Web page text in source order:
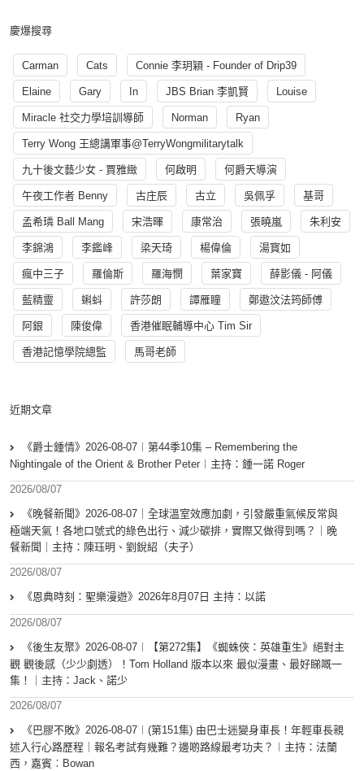
慶爆搜尋
Carman Cats Connie 李玥穎 - Founder of Drip39
Elaine Gary In JBS Brian 李凱賢 Louise
Miracle 社交力學培訓導師 Norman Ryan
Terry Wong 王總講軍事@TerryWongmilitarytalk
九十後文藝少女 - 賈雅緻 何啟明 何爵天導演
午夜工作者 Benny 古庄辰 古立 吳佩孚 基哥
孟希璘 Ball Mang 宋浩暉 康常治 張曉嵐 朱利安
李錦鴻 李鑑峰 梁天琦 楊偉倫 湯寳如
瘋中三子 羅倫斯 羅海憫 葉家寶 薛影儀 - 阿儀
藍精靈 蝌蚪 許莎朗 譚雁瞳 鄭遨汶法筠師傅
阿銀 陳俊偉 香港催眠輔導中心 Tim Sir
香港記憶學院總監 馬哥老師
近期文章
《爵士鍾情》2026-08-07︱第44季10集 – Remembering the
Nightingale of the Orient & Brother Peter︱主持：鍾一諾 Roger
2026/08/07
《晚餐新聞》2026-08-07｜全球溫室效應加劇，引發嚴重氣候反常與
極端天氣！各地口號式的綠色出行、減少碳排，實際又做得到嗎？｜晚
餐新聞｜主持：陳珏明、劉銳紹（夫子）
2026/08/07
《恩典時刻：聖樂漫遊》2026年8月07日 主持：以諾
2026/08/07
《後生友聚》2026-08-07︱【第272集】《蜘蛛俠：英雄重生》絕對主
觀 觀後感（少少劇透）！Tom Holland 版本以來 最似漫畫、最好睇嘅一
集！｜主持：Jack、諾少
2026/08/07
《巴膠不敗》2026-08-07︱(第151集) 由巴士迷變身車長！年輕車長親
述入行心路歷程｜報名考試有幾難？邊啲路線最考功夫？︱主持：法蘭
西，嘉賓︰Bowan